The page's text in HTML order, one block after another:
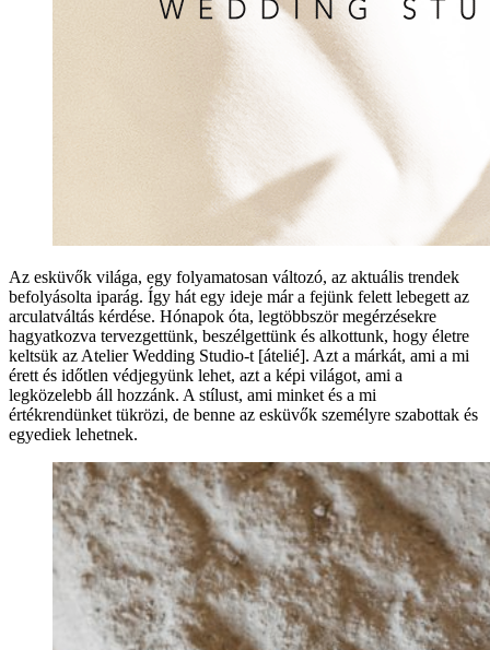
Az esküvők világa, egy folyamatosan változó, az aktuális trendek
befolyásolta iparág. Így hát egy ideje már a fejünk felett lebegett az
arculatváltás kérdése. Hónapok óta, legtöbbször megérzésekre
hagyatkozva tervezgettünk, beszélgettünk és alkottunk, hogy életre
keltsük az Atelier Wedding Studio-t [átelié]. Azt a márkát, ami a mi
érett és időtlen védjegyünk lehet, azt a képi világot, ami a
legközelebb áll hozzánk. A stílust, ami minket és a mi
értékrendünket tükrözi, de benne az esküvők személyre szabottak és
egyediek lehetnek.